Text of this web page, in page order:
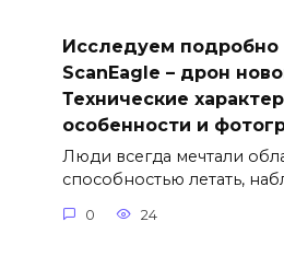
Исследуем подробно
ScanEagle – дрон
Технические
особенности и
Люди всегда мечтали
способностью летать,
0 24